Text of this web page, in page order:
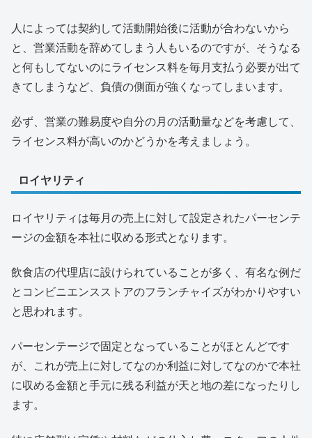
人によっては契約して活動開始後に活動が合わないから
と、営業活動を辞めてしまう人もいるのですが、そうなる
と何もしてないのにライセンス料を毎月支払う必要が出て
きてしまうなど、負債の側面が強くなってしまいます。
必ず、営業の難易度や自分の月の活動量などを考慮して、
ライセンス料が高いのかどうかを考えましょう。
ロイヤリティ
ロイヤリティは毎月の売上に対して設定されたパーセンテ
ージの金額を本社に収める形式となります。
飲食店の代理店に設けられていることが多く、有名な例だ
とコンビニエンスストアのフランチャイズがわかりやすい
と思われます。
パーセンテージで固定となっていることがほとんどです
が、これが売上に対してなのか利益に対してなのかで本社
に収める金額と手元に残る利益が天と地の差になったりし
ます。